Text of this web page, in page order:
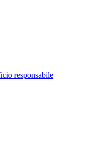
responsabile